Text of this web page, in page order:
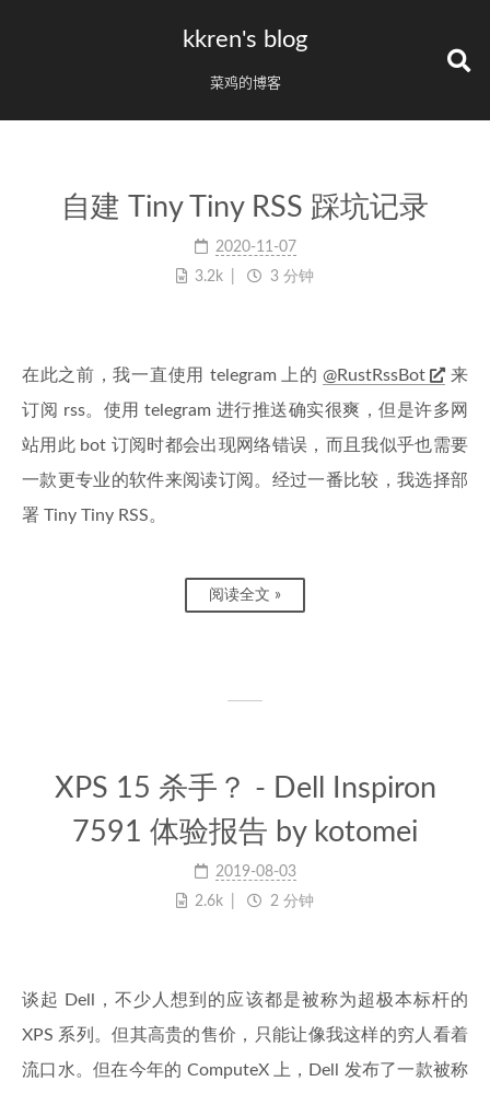
kkren's blog
菜鸡的博客
自建 Tiny Tiny RSS 踩坑记录
2020-11-07
3.2k
3 分钟
在此之前，我一直使用 telegram 上的 @RustRssBot
来
订阅 rss。使用 telegram 进行推送确实很爽，但是许多网
站用此 bot 订阅时都会出现网络错误，而且我似乎也需要
一款更专业的软件来阅读订阅。经过一番比较，我选择部
署 Tiny Tiny RSS。
阅读全文 »
XPS 15 杀手？ - Dell Inspiron
7591 体验报告 by kotomei
2019-08-03
2.6k
2 分钟
谈起 Dell，不少人想到的应该都是被称为超极本标杆的
XPS 系列。但其高贵的售价，只能让像我这样的穷人看着
流口水。但在今年的 ComputeX 上，Dell 发布了一款被称